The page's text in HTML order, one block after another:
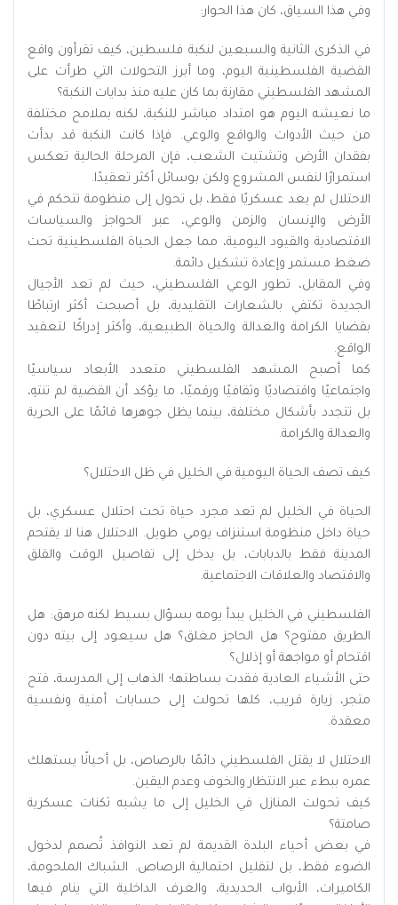
وفي هذا السياق، كان هذا الحوار:
في الذكرى الثانية والسبعين لنكبة فلسطين، كيف تقرأون واقع
القضية الفلسطينية اليوم، وما أبرز التحولات التي طرأت على
المشهد الفلسطيني مقارنة بما كان عليه منذ بدايات النكبة؟
ما نعيشه اليوم هو امتداد مباشر للنكبة، لكنه بملامح مختلفة
من حيث الأدوات والواقع والوعي. فإذا كانت النكبة قد بدأت
بفقدان الأرض وتشتيت الشعب، فإن المرحلة الحالية تعكس
استمرارًا لنفس المشروع ولكن بوسائل أكثر تعقيدًا.
الاحتلال لم يعد عسكريًا فقط، بل تحول إلى منظومة تتحكم في
الأرض والإنسان والزمن والوعي، عبر الحواجز والسياسات
الاقتصادية والقيود اليومية، مما جعل الحياة الفلسطينية تحت
ضغط مستمر وإعادة تشكيل دائمة.
وفي المقابل، تطور الوعي الفلسطيني، حيث لم تعد الأجيال
الجديدة تكتفي بالشعارات التقليدية، بل أصبحت أكثر ارتباطًا
بقضايا الكرامة والعدالة والحياة الطبيعية، وأكثر إدراكًا لتعقيد
الواقع.
كما أصبح المشهد الفلسطيني متعدد الأبعاد سياسيًا
واجتماعيًا واقتصاديًا وثقافيًا ورقميًا، ما يؤكد أن القضية لم تنتهِ،
بل تتجدد بأشكال مختلفة، بينما يظل جوهرها قائمًا على الحرية
والعدالة والكرامة.
كيف تصف الحياة اليومية في الخليل في ظل الاحتلال؟
الحياة في الخليل لم تعد مجرد حياة تحت احتلال عسكري، بل
حياة داخل منظومة استنزاف يومي طويل. الاحتلال هنا لا يقتحم
المدينة فقط بالدبابات، بل يدخل إلى تفاصيل الوقت والقلق
والاقتصاد والعلاقات الاجتماعية.
الفلسطيني في الخليل يبدأ يومه بسؤال بسيط لكنه مرهق: هل
الطريق مفتوح؟ هل الحاجز مغلق؟ هل سيعود إلى بيته دون
اقتحام أو مواجهة أو إذلال؟
حتى الأشياء العادية فقدت بساطتها؛ الذهاب إلى المدرسة، فتح
متجر، زيارة قريب، كلها تحولت إلى حسابات أمنية ونفسية
معقدة.
الاحتلال لا يقتل الفلسطيني دائمًا بالرصاص، بل أحيانًا يستهلك
عمره ببطء عبر الانتظار والخوف وعدم اليقين.
كيف تحولت المنازل في الخليل إلى ما يشبه ثكنات عسكرية
صامتة؟
في بعض أحياء البلدة القديمة لم تعد النوافذ تُصمم لدخول
الضوء فقط، بل لتقليل احتمالية الرصاص. الشباك الملحومة،
الكاميرات، الأبواب الحديدية، والغرف الداخلية التي ينام فيها